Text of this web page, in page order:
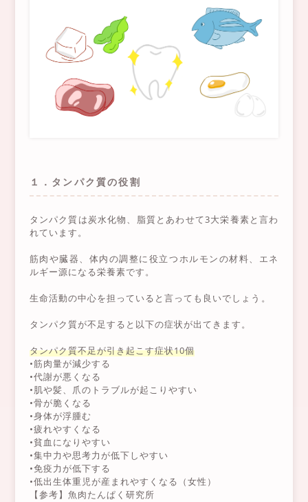
１．タンパク質の役割
タンパク質は炭水化物、脂質とあわせて3大栄養素と言わ
れています。
筋肉や臓器、体内の調整に役立つホルモンの材料、エネ
ルギー源になる栄養素です。
生命活動の中心を担っていると言っても良いでしょう。
タンパク質が不足すると以下の症状が出てきます。
タンパク質不足が引き起こす症状10個
•筋肉量が減少する
•代謝が悪くなる
•肌や髪、爪のトラブルが起こりやすい
•骨が脆くなる
•身体が浮腫む
•疲れやすくなる
•貧血になりやすい
•集中力や思考力が低下しやすい
•免疫力が低下する
•低出生体重児が産まれやすくなる（女性）
【参考】魚肉たんぱく研究所